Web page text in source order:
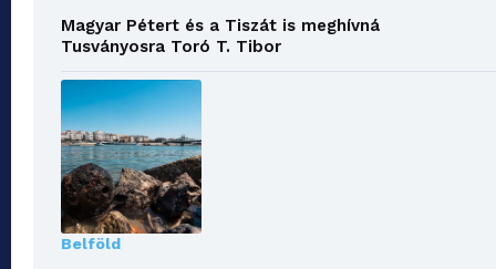
Magyar Pétert és a Tiszát is meghívná
Tusványosra Toró T. Tibor
Belföld